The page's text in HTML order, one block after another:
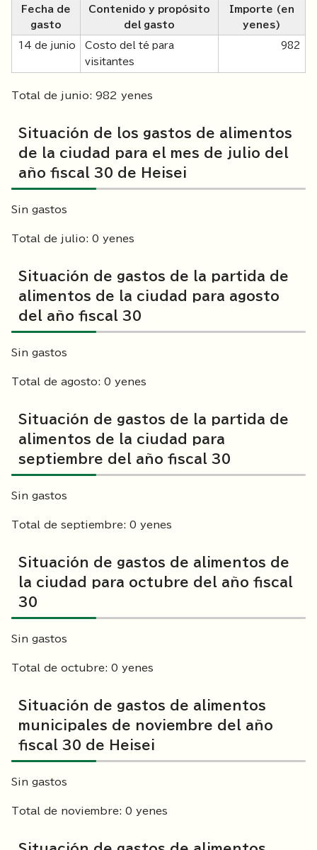
Fecha de
gasto
Contenido y propósito
del gasto
Importe (en
yenes)
14 de junio
Costo del té para
visitantes
982
Total de junio: 982 yenes
Situación de los gastos de alimentos
de la ciudad para el mes de julio del
año fiscal 30 de Heisei
Sin gastos
Total de julio: 0 yenes
Situación de gastos de la partida de
alimentos de la ciudad para agosto
del año fiscal 30
Sin gastos
Total de agosto: 0 yenes
Situación de gastos de la partida de
alimentos de la ciudad para
septiembre del año fiscal 30
Sin gastos
Total de septiembre: 0 yenes
Situación de gastos de alimentos de
la ciudad para octubre del año fiscal
30
Sin gastos
Total de octubre: 0 yenes
Situación de gastos de alimentos
municipales de noviembre del año
fiscal 30 de Heisei
Sin gastos
Total de noviembre: 0 yenes